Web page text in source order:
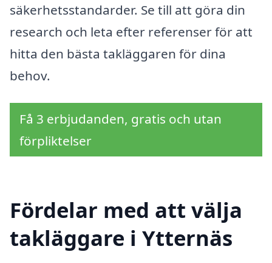
säkerhetsstandarder. Se till att göra din
research och leta efter referenser för att
hitta den bästa takläggaren för dina
behov.
Få 3 erbjudanden, gratis och utan
förpliktelser
Fördelar med att välja
takläggare i Ytternäs